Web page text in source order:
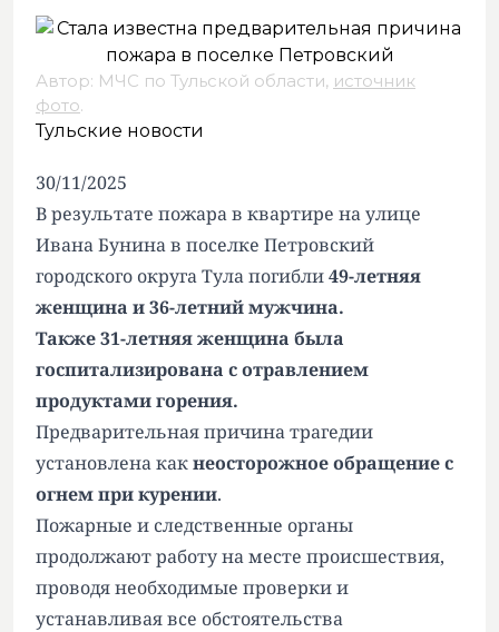
Автор: МЧС по Тульской области, источник
фото.
Тульские новости
30/11/2025
В результате пожара в квартире на улице
Ивана Бунинав поселке Петровский
городского округа Тулапогибли49-летняя
женщина и 36-летний мужчина.
Также 31-летняя женщина была
госпитализирована с отравлением
продуктами горения.
Предварительная причина трагедии
установлена какнеосторожное обращение с
огнем при курении.
Пожарные и следственные органы
продолжают работу на месте происшествия,
проводя необходимые проверки и
устанавливая все обстоятельства